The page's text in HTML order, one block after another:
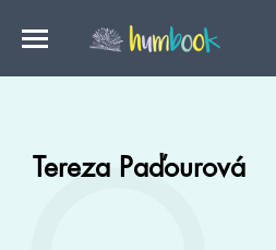
Tereza Paďourová